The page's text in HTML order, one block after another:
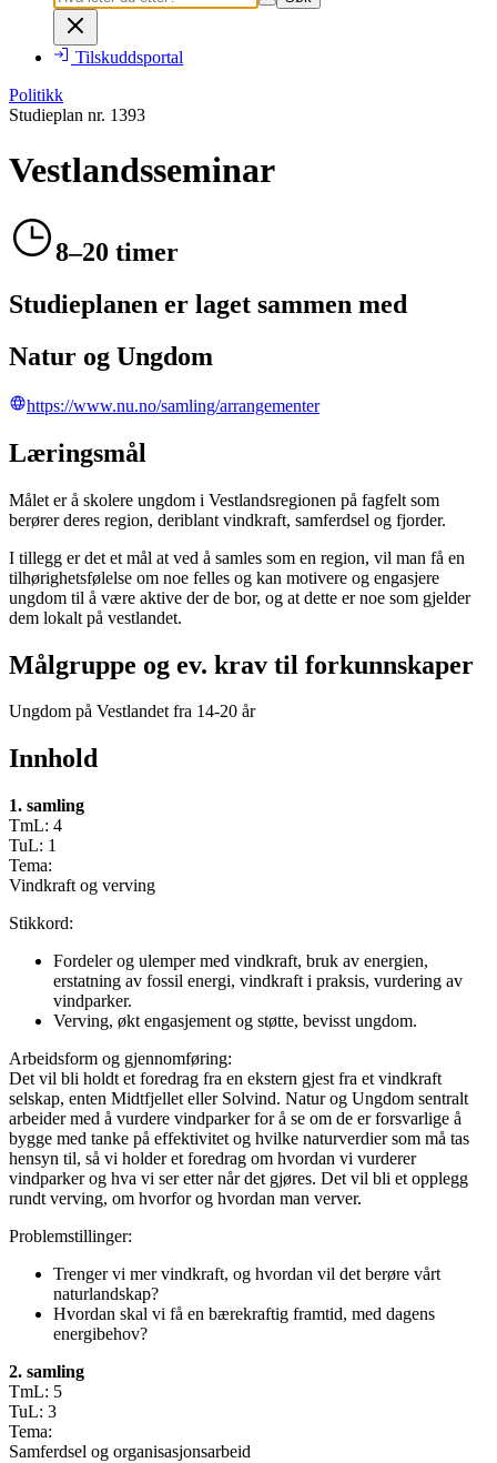
Tilskuddsportal
Politikk
Studieplan nr. 1393
Vestlandsseminar
8–20 timer
Studieplanen er laget sammen med
Natur og Ungdom
https://www.nu.no/samling/arrangementer
Læringsmål
Målet er å skolere ungdom i Vestlandsregionen på fagfelt som
berører deres region, deriblant vindkraft, samferdsel og fjorder.
I tillegg er det et mål at ved å samles som en region, vil man få en
tilhørighetsfølelse om noe felles og kan motivere og engasjere
ungdom til å være aktive der de bor, og at dette er noe som gjelder
dem lokalt på vestlandet.
Målgruppe og ev. krav til forkunnskaper
Ungdom på Vestlandet fra 14-20 år
Innhold
1. samling
TmL: 4
TuL: 1
Tema:
Vindkraft og verving
Stikkord:
Fordeler og ulemper med vindkraft, bruk av energien,
erstatning av fossil energi, vindkraft i praksis, vurdering av
vindparker.
Verving, økt engasjement og støtte, bevisst ungdom.
Arbeidsform og gjennomføring:
Det vil bli holdt et foredrag fra en ekstern gjest fra et vindkraft
selskap, enten Midtfjellet eller Solvind. Natur og Ungdom sentralt
arbeider med å vurdere vindparker for å se om de er forsvarlige å
bygge med tanke på effektivitet og hvilke naturverdier som må tas
hensyn til, så vi holder et foredrag om hvordan vi vurderer
vindparker og hva vi ser etter når det gjøres. Det vil bli et opplegg
rundt verving, om hvorfor og hvordan man verver.
Problemstillinger:
Trenger vi mer vindkraft, og hvordan vil det berøre vårt
naturlandskap?
Hvordan skal vi få en bærekraftig framtid, med dagens
energibehov?
2. samling
TmL: 5
TuL: 3
Tema:
Samferdsel og organisasjonsarbeid